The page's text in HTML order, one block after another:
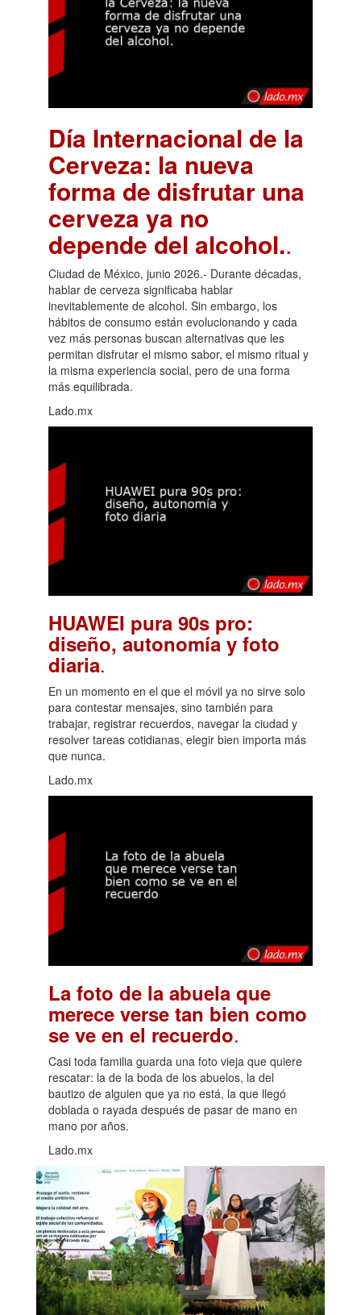
Día Internacional de la
Cerveza: la nueva
forma de disfrutar una
cerveza ya no
depende del alcohol..
Ciudad de México, junio 2026.- Durante décadas,
hablar de cerveza significaba hablar
inevitablemente de alcohol. Sin embargo, los
hábitos de consumo están evolucionando y cada
vez más personas buscan alternativas que les
permitan disfrutar el mismo sabor, el mismo ritual y
la misma experiencia social, pero de una forma
más equilibrada.
Lado.mx
HUAWEI pura 90s pro:
diseño, autonomía y foto
diaria.
En un momento en el que el móvil ya no sirve solo
para contestar mensajes, sino también para
trabajar, registrar recuerdos, navegar la ciudad y
resolver tareas cotidianas, elegir bien importa más
que nunca.
Lado.mx
La foto de la abuela que
merece verse tan bien como
se ve en el recuerdo.
Casi toda familia guarda una foto vieja que quiere
rescatar: la de la boda de los abuelos, la del
bautizo de alguien que ya no está, la que llegó
doblada o rayada después de pasar de mano en
mano por años.
Lado.mx